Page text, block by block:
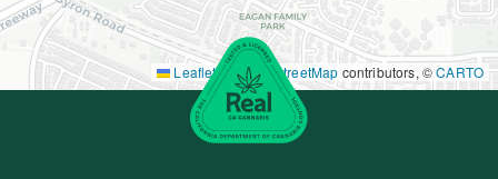
Leaflet|©OpenStreetMap contributors, ©CARTO